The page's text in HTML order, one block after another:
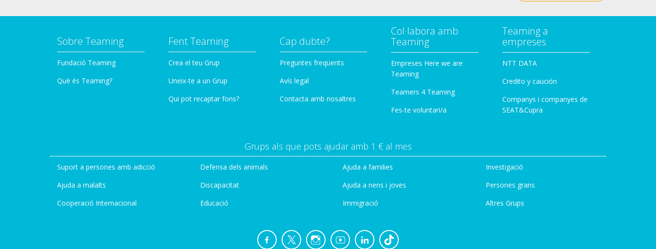
Sobre Teaming
Fundació Teaming
Què és Teaming?
Fent Teaming
Crea el teu Grup
Uneix-te a un Grup
Qui pot recaptar fons?
Cap dubte?
Preguntes freqüents
Avís legal
Contacta amb nosaltres
Col·labora amb
Teaming
Empreses Here we are
Teaming
Teamers 4 Teaming
Fes-te voluntari/a
Teaming a
empreses
NTT DATA
Credito y caución
Companys i companyes de
SEAT&Cupra
Grups als que pots ajudar amb 1 € al mes
Suport a persones amb adicció
Ajuda a malalts
Cooperació Internacional
Defensa dels animals
Discapacitat
Educació
Ajuda a families
Ajuda a nens i joves
Immigració
Investigació
Persones grans
Altres Grups